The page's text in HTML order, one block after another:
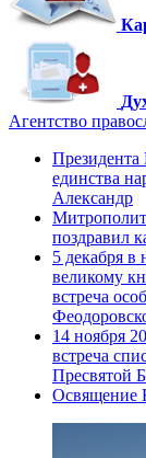
Агентство
единства
Александр
поздравил
5 декабря
великому
встреча
14 ноября
встреча
Пресвятой
Освящение